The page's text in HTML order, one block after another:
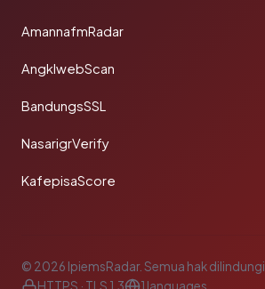
AmannafmRadar
AngklwebScan
BandungsSSL
NasarigrVerify
KafepisaScore
© 2026 IpiemsRadar. Semua hak dilindungi.
HTTPS · TLS 1.3
1 languages